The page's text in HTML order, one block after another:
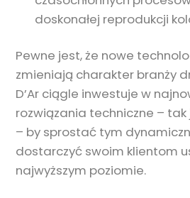
doskonałej reprodukcji
Pewne jest, że nowe
zmieniają charakter branży
D’Ar ciągle inwestuje w
rozwiązania techniczne – tak
– by sprostać tym
dostarczyć swoim klientom
najwyższym poziomie.